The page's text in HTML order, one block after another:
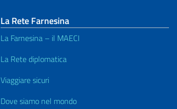
La Rete Farnesina
La Farnesina – il MAECI
La Rete diplomatica
Viaggiare sicuri
Dove siamo nel mondo